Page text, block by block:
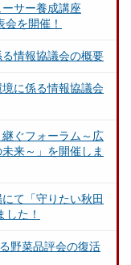
サー養成講座
を開催！
情報協議会の概要
に係る情報協議会
ぐフォーラム～広
来～」を開催しま
て「守りたい秋田
た！
野菜品評会の復活